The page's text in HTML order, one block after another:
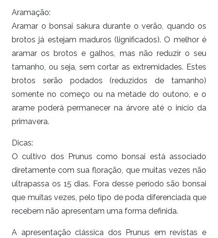
Aramação:
Aramar o bonsai sakura durante o verão, quando os
brotos já estejam maduros (lignificados). O melhor é
aramar os brotos e galhos, mas não reduzir o seu
tamanho, ou seja, sem cortar as extremidades. Estes
brotos serão podados (reduzidos de tamanho)
somente no começo ou na metade do outono, e o
arame poderá permanecer na árvore até o início da
primavera.
Dicas:
O cultivo dos Prunus como bonsai está associado
diretamente com sua floração, que muitas vezes não
ultrapassa os 15 dias. Fora desse período são bonsai
que muitas vezes, pelo tipo de poda diferenciada que
recebem não apresentam uma forma definida.
A apresentação clássica dos Prunus em revistas e